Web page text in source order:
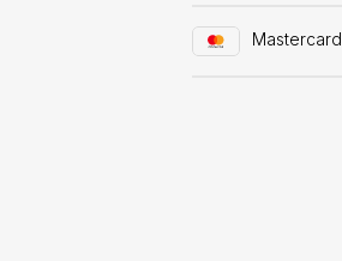
Mastercard